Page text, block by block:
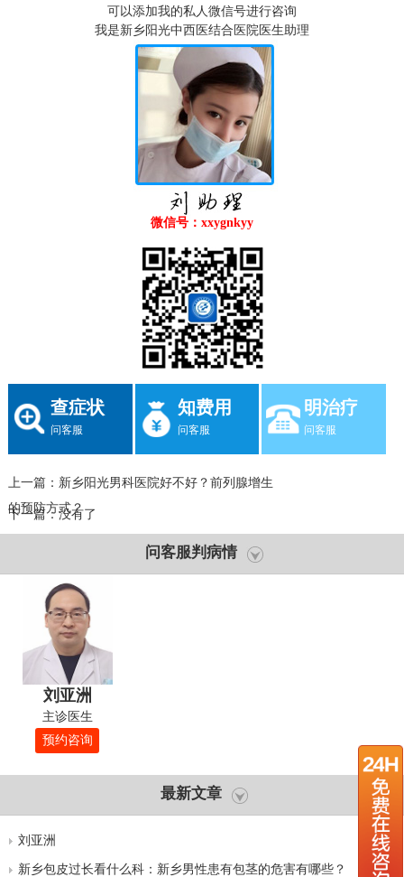
可以添加我的私人微信号进行咨询
我是新乡阳光中西医结合医院医生助理
微信号：xxygnkyy
查症状
问客服
知费用
问客服
明治疗
问客服
上一篇： 新乡阳光男科医院好不好？前列腺增生
的预防方式？
下一篇：没有了
问客服判病情
刘亚洲
主诊医生
预约咨询
最新文章
刘亚洲
新乡包皮过长看什么科：新乡男性患有包茎的危害有哪些？